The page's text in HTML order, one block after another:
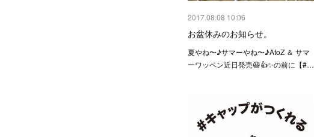
2017.08.08 10:06
お盆休みのお知らせ。
夏やね〜♪サマーやね〜♪AtoZ ＆ サマ
ーワッペン近日発売😆👍✨の前に【#…